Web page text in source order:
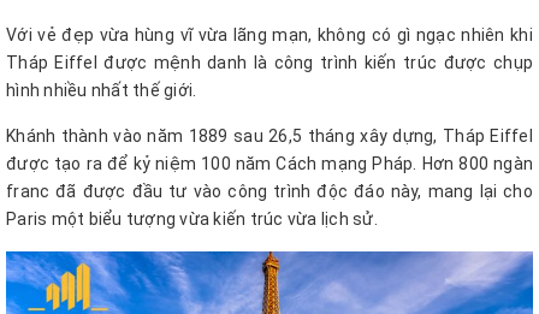
Với vẻ đẹp vừa hùng vĩ vừa lãng mạn, không có gì ngạc nhiên khi
Tháp Eiffel được mệnh danh là công trình kiến trúc được chụp
hình nhiều nhất thế giới.
Khánh thành vào năm 1889 sau 26,5 tháng xây dựng, Tháp Eiffel
được tạo ra để kỷ niệm 100 năm Cách mạng Pháp. Hơn 800 ngàn
franc đã được đầu tư vào công trình độc đáo này, mang lại cho
Paris một biểu tượng vừa kiến trúc vừa lịch sử.